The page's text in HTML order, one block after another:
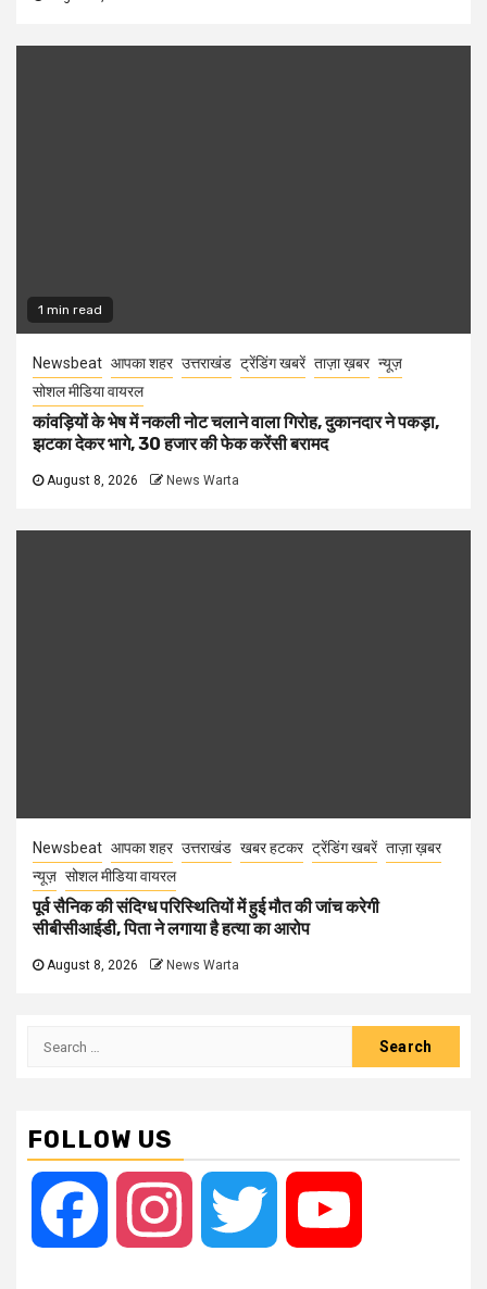
1 min read
Newsbeat आपका शहर उत्तराखंड ट्रेंडिंग खबरें ताज़ा ख़बर न्यूज़
सोशल मीडिया वायरल
कांवड़ियों के भेष में नकली नोट चलाने वाला गिरोह, दुकानदार ने पकड़ा,
झटका देकर भागे, 30 हजार की फेक करेंसी बरामद
August 8, 2026 News Warta
Newsbeat आपका शहर उत्तराखंड खबर हटकर ट्रेंडिंग खबरें ताज़ा ख़बर
न्यूज़ सोशल मीडिया वायरल
पूर्व सैनिक की संदिग्ध परिस्थितियों में हुई मौत की जांच करेगी
सीबीसीआईडी, पिता ने लगाया है हत्या का आरोप
August 8, 2026 News Warta
Search
FOLLOW US
Facebook Instagram Twitter